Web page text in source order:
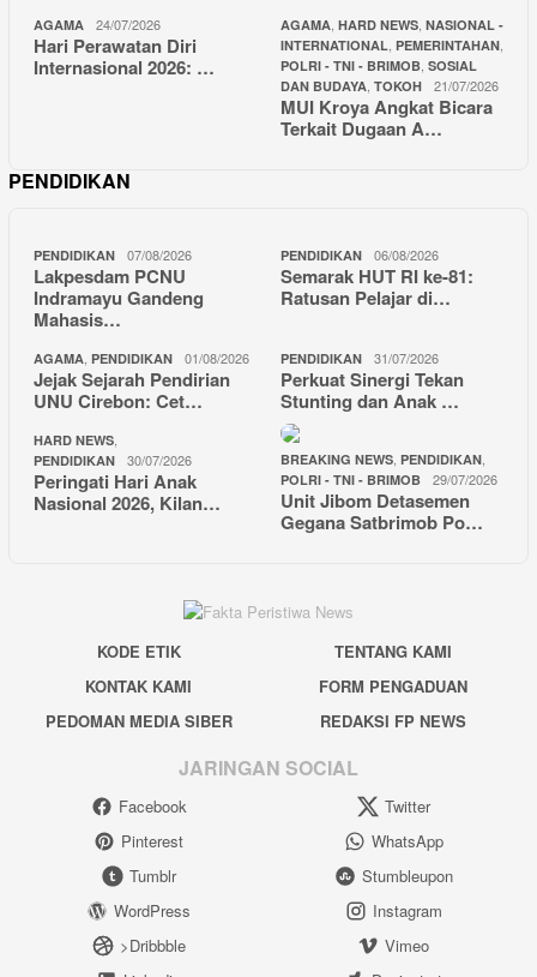
AGAMA 24/07/2026
Hari Perawatan Diri
Internasional 2026: …
AGAMA HARD NEWS NASIONAL -
INTERNATIONAL PEMERINTAHAN
POLRI - TNI - BRIMOB SOSIAL
DAN BUDAYA TOKOH 21/07/2026
MUI Kroya Angkat Bicara
Terkait Dugaan A…
PENDIDIKAN
PENDIDIKAN 07/08/2026
Lakpesdam PCNU
Indramayu Gandeng
Mahasis…
PENDIDIKAN 06/08/2026
Semarak HUT RI ke-81:
Ratusan Pelajar di…
AGAMA PENDIDIKAN 01/08/2026
Jejak Sejarah Pendirian
UNU Cirebon: Cet…
PENDIDIKAN 31/07/2026
Perkuat Sinergi Tekan
Stunting dan Anak …
HARD NEWS
PENDIDIKAN 30/07/2026
Peringati Hari Anak
Nasional 2026, Kilan…
BREAKING NEWS PENDIDIKAN
POLRI - TNI - BRIMOB 29/07/2026
Unit Jibom Detasemen
Gegana Satbrimob Po…
KODE ETIK
TENTANG KAMI
KONTAK KAMI
FORM PENGADUAN
PEDOMAN MEDIA SIBER
REDAKSI FP NEWS
JARINGAN SOCIAL
Facebook
Twitter
Pinterest
WhatsApp
Tumblr
Stumbleupon
WordPress
Instagram
>Dribbble
Vimeo